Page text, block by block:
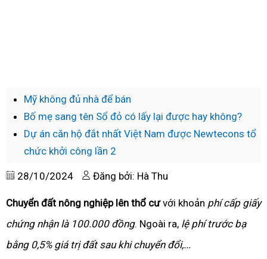
Mỹ không đủ nhà để bán
Bố mẹ sang tên Sổ đỏ có lấy lại được hay không?
Dự án căn hộ đắt nhất Việt Nam được Newtecons tổ
chức khởi công lần 2
28/10/2024 Đăng bởi: Hà Thu
Chuyển đất nông nghiệp lên thổ cưvới khoản phí cấp giấy
chứng nhận là 100.000 đồng. Ngoài ra, lệ phí trước bạ
bằng 0,5% giá trị đất sau khi chuyển đổi,...